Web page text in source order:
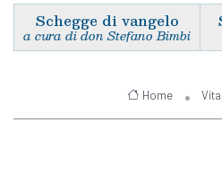
Schegge di vangelo
a cura di don Stefano Bimbi
Home